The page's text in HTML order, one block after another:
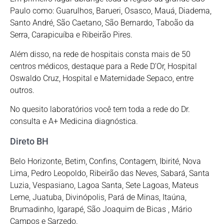
Paulo como: Guarulhos, Barueri, Osasco, Mauá, Diadema,
Santo André, São Caetano, São Bernardo, Taboão da
Serra, Carapicuíba e Ribeirão Pires.
Além disso, na rede de hospitais consta mais de 50
centros médicos, destaque para a Rede D’Or, Hospital
Oswaldo Cruz, Hospital e Maternidade Sepaco, entre
outros.
No quesito laboratórios você tem toda a rede do Dr.
consulta e A+ Medicina diagnóstica.
Direto BH
Belo Horizonte, Betim, Confins, Contagem, Ibirité, Nova
Lima, Pedro Leopoldo, Ribeirão das Neves, Sabará, Santa
Luzia, Vespasiano, Lagoa Santa, Sete Lagoas, Mateus
Leme, Juatuba, Divinópolis, Pará de Minas, Itaúna,
Brumadinho, Igarapé, São Joaquim de Bicas , Mário
Campos e Sarzedo.